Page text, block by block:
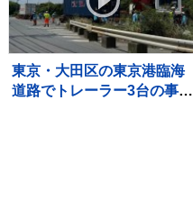
東京・大田区の東京港臨海
道路でトレーラー3台の事